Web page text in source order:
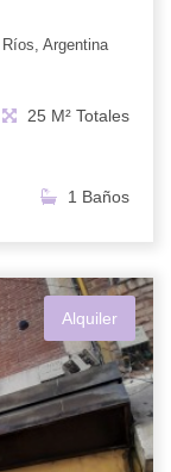
Argentina
25 M² Totales
1 Baños
Alquiler